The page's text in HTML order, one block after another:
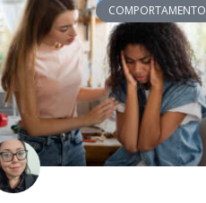
COMPORTAMENTO